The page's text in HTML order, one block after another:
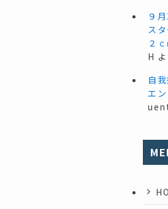
９
ス
２
H
自
エ